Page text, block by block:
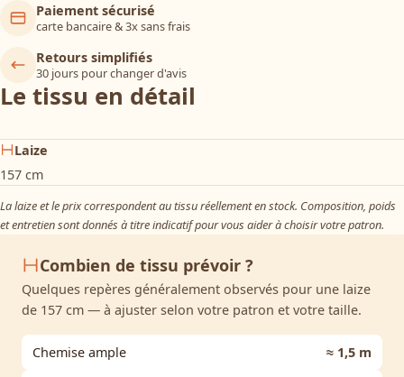
Paiement sécurisé
carte bancaire & 3x sans frais
Retours simplifiés
30 jours pour changer d'avis
Le tissu en détail
Laize
157 cm
La laize et le prix correspondent au tissu réellement en stock. Composition, poids
et entretien sont donnés à titre indicatif pour vous aider à choisir votre patron.
Combien de tissu prévoir ?
Quelques repères généralement observés pour une laize
de 157 cm — à ajuster selon votre patron et votre taille.
Chemise ample ≈ 1,5 m